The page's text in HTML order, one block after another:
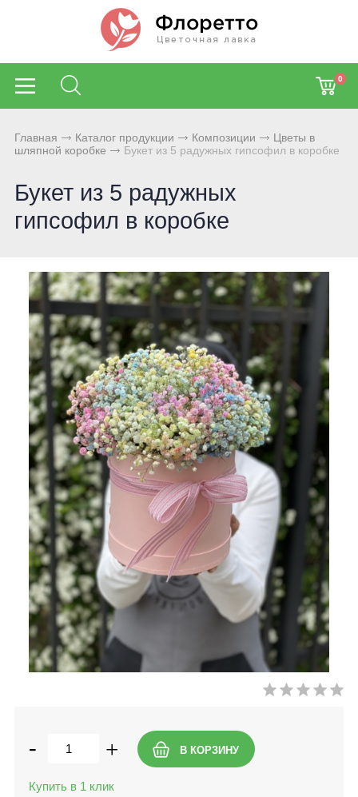
0
Главная Каталог продукции Композиции
Цветы в
шляпной коробке
Букет из 5 радужных гипсофил в коробке
Букет из 5 радужных
гипсофил в коробке
- +
Купить в 1 клик